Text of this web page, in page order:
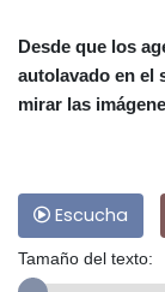
Desde que los
autolavado en el
mirar las
Escucha
Tamaño del texto: